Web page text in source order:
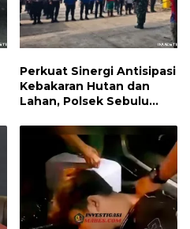
Perkuat Sinergi Antisipasi
Kebakaran Hutan dan
Lahan, Polsek Sebulu
Kesiapsiagaan Karhutla